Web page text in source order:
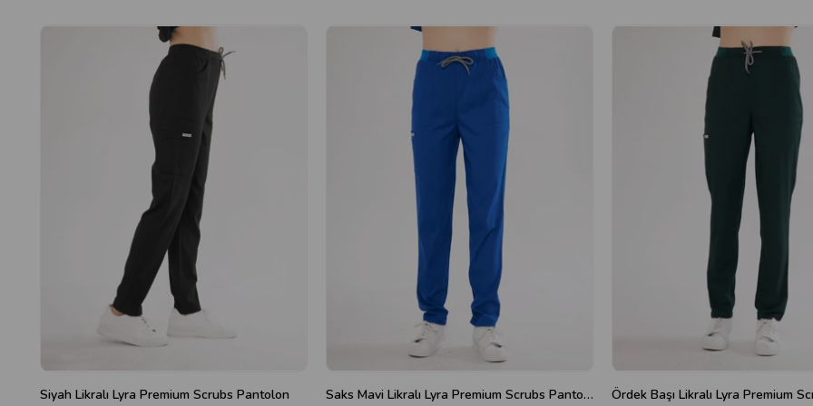
Siyah Likralı Lyra Premium Scrubs Pantolon Saks Mavi Likralı Lyra Premium Scrubs Pantolon